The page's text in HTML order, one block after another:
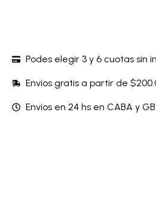
Podes elegir 3 y 6 cuotas sin
Envíos gratis a partir de
Envíos en 24 hs en CABA y